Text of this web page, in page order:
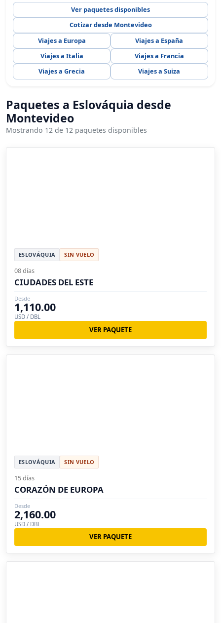
Ver paquetes disponibles
Cotizar desde Montevideo
Viajes a Europa
Viajes a España
Viajes a Italia
Viajes a Francia
Viajes a Grecia
Viajes a Suiza
Paquetes a Eslováquia desde
Montevideo
Mostrando 12 de 12 paquetes disponibles
ESLOVÁQUIA SIN VUELO
08 días
CIUDADES DEL ESTE
Desde
1,110.00
USD / DBL
VER PAQUETE
ESLOVÁQUIA SIN VUELO
15 días
CORAZÓN DE EUROPA
Desde
2,160.00
USD / DBL
VER PAQUETE